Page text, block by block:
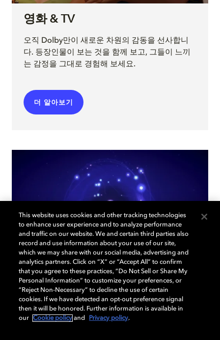
영화 & TV
오직 Dolby만이 새로운 차원의 감동을 선사합니
다. 등장인물이 보는 것을 함께 보고, 그들이 느끼
는 감정을 그대로 경험해 보세요.
더 알아보기
직접 들어보세요
다양한 장르의 음악을 통해 듣고, 보고, 직접 차이
를 경험해 보세요.
This website uses cookies and other tracking technologies
to enhance user experience and to analyze performance
and traffic on our website. We and certain third parties also
record and use information about your use of our site,
which we may share with our social media, advertising and
analytics partners. Click on “X” or “Accept All” to confirm
that you agree to these practices, “Do Not Sell or Share My
Personal Information” to customize your preferences, or
“Reject Non-Necessary” to decline the use of certain
cookies. If we have detected an opt-out preference signal
then it will be honored. Further information is available in
our
Cookie policy and Privacy policy.